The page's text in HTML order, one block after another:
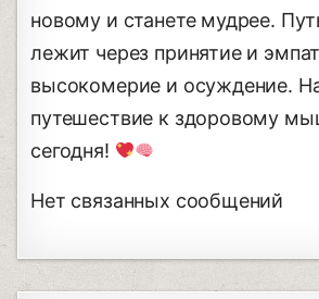
новому и станете мудрее.
лежит через принятие и
высокомерие и осуждение.
путешествие к здоровому
сегодня!
Нет связанных сообщений